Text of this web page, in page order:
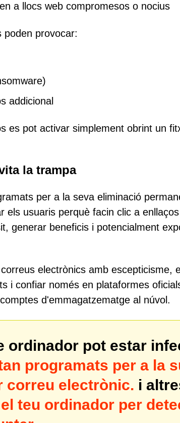
a llocs web compromesos o nocius
poden provocar:
addicional
es pot activar simplement obrint un
la trampa
per a la seva eliminació
els usuaris perquè facin clic a
generar beneficis i potencialment
electrònics amb escepticisme,
i confiar només en plataformes
d'emmagatzematge al núvol.
ordinador pot estar
programats per a la
correu electrònic. i
teu ordinador per